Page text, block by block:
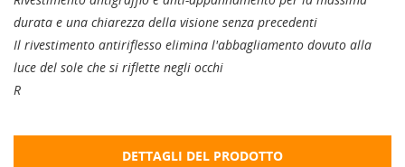
durata e una chiarezza della visione senza precedenti
Il rivestimento antiriflesso elimina l'abbagliamento dovuto alla
luce del sole che si riflette negli occhi
R
DETTAGLI DEL PRODOTTO